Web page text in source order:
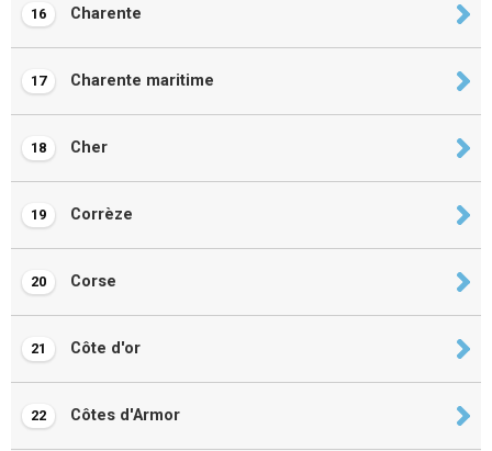
16 Charente
17 Charente maritime
18 Cher
19 Corrèze
20 Corse
21 Côte d'or
22 Côtes d'Armor